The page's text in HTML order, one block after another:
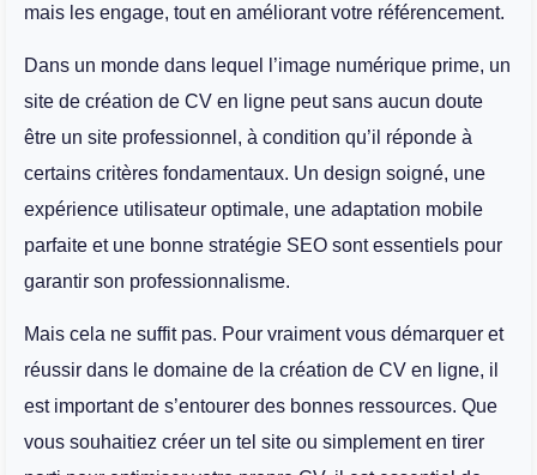
mais les engage, tout en améliorant votre référencement.
Dans un monde dans lequel l’image numérique prime, un
site de création de CV en ligne peut sans aucun doute
être un site professionnel, à condition qu’il réponde à
certains critères fondamentaux. Un design soigné, une
expérience utilisateur optimale, une adaptation mobile
parfaite et une bonne stratégie SEO sont essentiels pour
garantir son professionnalisme.
Mais cela ne suffit pas. Pour vraiment vous démarquer et
réussir dans le domaine de la création de CV en ligne, il
est important de s’entourer des bonnes ressources. Que
vous souhaitiez créer un tel site ou simplement en tirer